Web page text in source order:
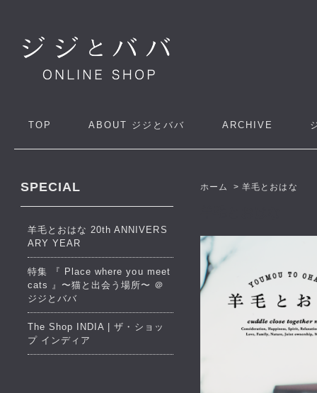
TOP ABOUT ジジとババ ARCHIVE
ホーム >羊毛とおはな
SPECIAL
羊毛とおはな 20th ANNIVERS
ARY YEAR
特集 『 Place where you meet
cats 』〜猫と出会う場所〜 ＠
ジジとババ
The Shop INDIA | ザ・ショッ
プ インディア